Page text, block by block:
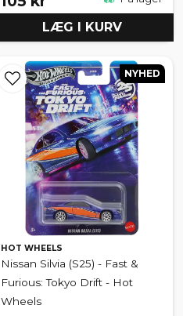
LÆG I KURV
HOT WHEELS
Nissan Silvia (S25) - Fast &
Furious: Tokyo Drift - Hot
Wheels
NYHED